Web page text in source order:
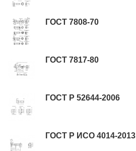
ГОСТ 7808-70
ГОСТ 7817-80
ГОСТ Р 52644-2006
ГОСТ Р ИСО 4014-2013